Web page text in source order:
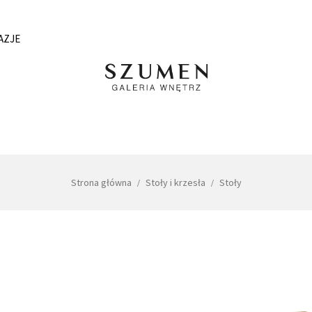
Strona główna Stoły i krzesła Stoły